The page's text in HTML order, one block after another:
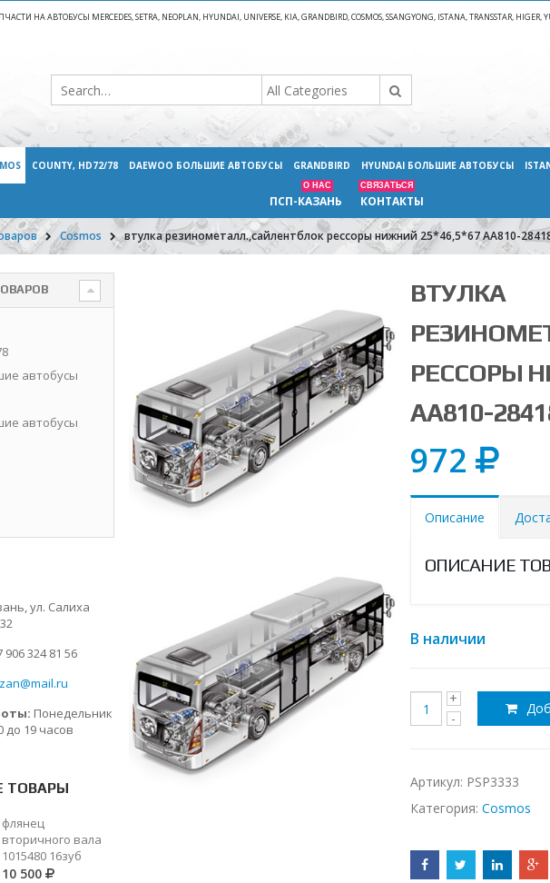
НА АВТОБУСЫ MERCEDES, SETRA, NEOPLAN, HYUNDAI, UNIVERSE, KIA, GRANDBIRD, COSMOS, SSANGYONG, ISTANA, TRANSSTAR, HIGER,
COUNTY, HD72/78 DAEWOO БОЛЬШИЕ АВТОБУСЫ GRANDBIRD HYUNDAI БОЛЬШИЕ АВТОБУСЫ
ПСП-КАЗАНЬ
О НАС
КОНТАКТЫ
СВЯЗАТЬСЯ
Cosmos втулка резинометалл.,сайлентблок рессоры нижний 25*46,5*67 AA810-
ВТУЛКА
РЕССОРЫ
AA810-
972
Описание
ОПИСАНИЕ
В наличии
Артикул: PSP3333
Категория: Cosmos
автобусы
автобусы
ул. Салиха
906 324 81 56
Понедельник
до 19 часов
ТОВАРЫ
флянец
вторичного вала
1015480 16зуб
10 500